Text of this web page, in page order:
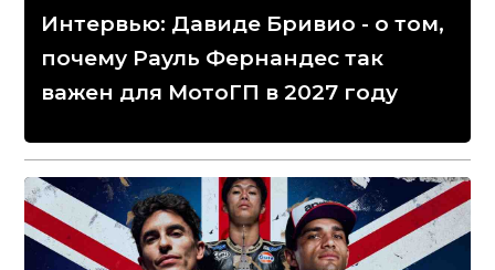
Интервью: Давиде Бривио - о том,
почему Рауль Фернандес так
важен для МотоГП в 2027 году